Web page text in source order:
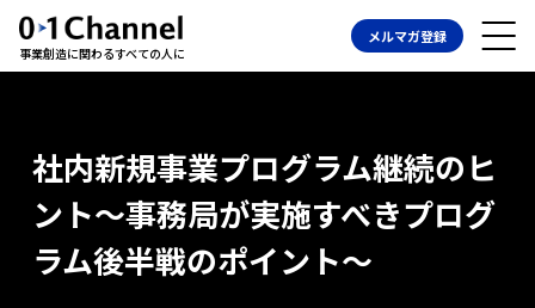
事業創造に関わるすべての人に
メルマガ登録
社内新規事業プログラム継続のヒ
ント〜事務局が実施すべきプログ
ラム後半戦のポイント〜